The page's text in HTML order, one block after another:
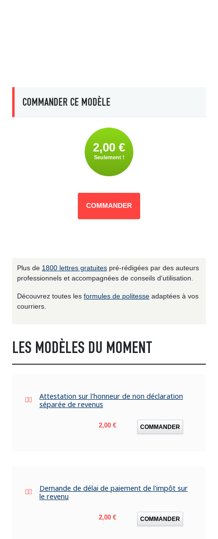
COMMANDER CE MODÈLE
2,00 €
Seulement !
COMMANDER
Plus de 1800 lettres gratuites pré-rédigées par des auteurs
professionnels et accompagnées de conseils d'utilisation.
Découvrez toutes les formules de politesse adaptées à vos
courriers.
LES MODÈLES DU MOMENT
Attestation sur l'honneur de non déclaration
séparée de revenus
Prix
2,00 € COMMANDER
Demande de délai de paiement de l'impôt sur
le revenu
Prix
2,00 € COMMANDER